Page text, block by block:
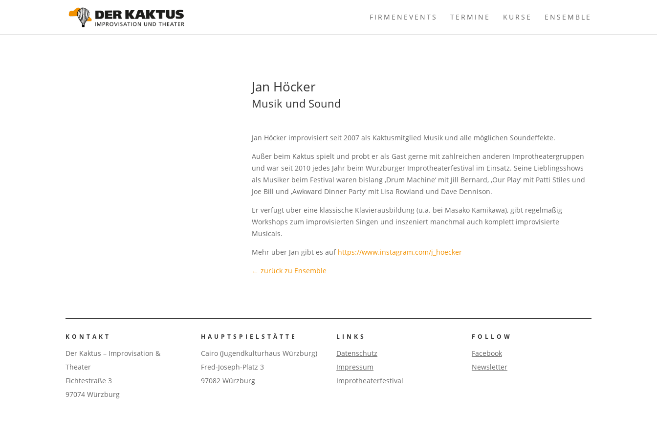
FIRMENEVENTS TERMINE KURSE ENSEMBLE
Jan Höcker
Musik und Sound
Jan Höcker improvisiert seit 2007 als Kaktusmitglied Musik und alle möglichen Soundeffekte.
Außer beim Kaktus spielt und probt er als Gast gerne mit zahlreichen anderen Improtheatergruppen
und war seit 2010 jedes Jahr beim Würzburger Improtheaterfestival im Einsatz. Seine Lieblingsshows
als Musiker beim Festival waren bislang ‚Drum Machine‘ mit Jill Bernard, ‚Our Play‘ mit Patti Stiles und
Joe Bill und ,Awkward Dinner Party‘ mit Lisa Rowland und Dave Dennison.
Er verfügt über eine klassische Klavierausbildung (u.a. bei Masako Kamikawa), gibt regelmäßig
Workshops zum improvisierten Singen und inszeniert manchmal auch komplett improvisierte
Musicals.
Mehr über Jan gibt es auf https://www.instagram.com/j_hoecker
← zurück zu Ensemble
KONTAKT
Der Kaktus – Improvisation &
Theater
Fichtestraße 3
97074 Würzburg
HAUPTSPIELSTÄTTE
Cairo (Jugendkulturhaus Würzburg)
Fred-Joseph-Platz 3
97082 Würzburg
LINKS
Datenschutz
Impressum
Improtheaterfestival
FOLLOW
Facebook
Newsletter